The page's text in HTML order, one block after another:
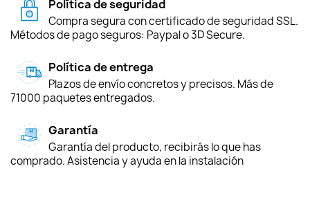
Política de seguridad
Compra segura con certificado de seguridad SSL.
Métodos de pago seguros: Paypal o 3D Secure.
Política de entrega
Plazos de envío concretos y precisos. Más de
71000 paquetes entregados.
Garantía
Garantía del producto, recibirás lo que has
comprado. Asistencia y ayuda en la instalación